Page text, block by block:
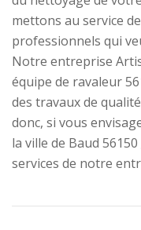
mettons au service
professionnels qui
Notre entreprise
équipe de ravaleur
des travaux de
donc, si vous
la ville de Baud
services de notre